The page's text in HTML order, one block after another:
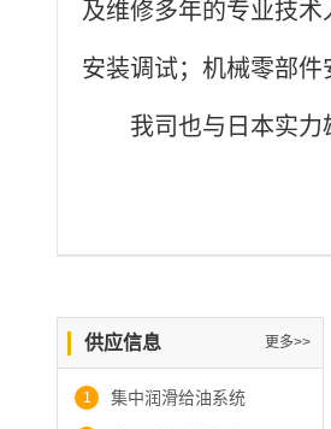
及维修多年的专业技术
安装调试；机械零部件
我司也与日本实力
供应信息 更多>>
1 集中润滑给油系统